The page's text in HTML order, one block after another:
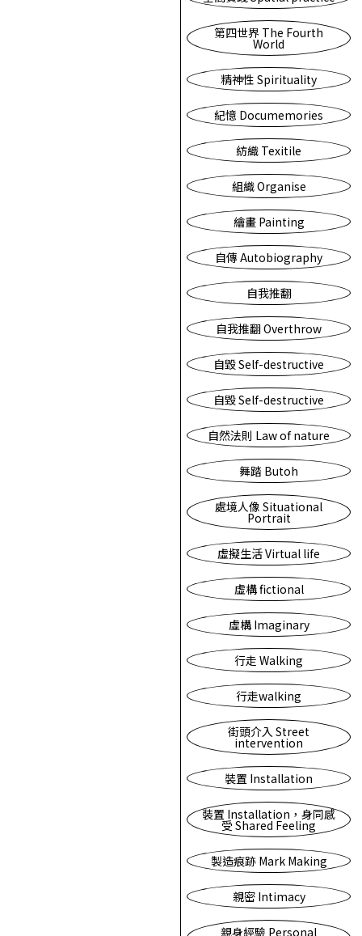
第四世界 The Fourth
World
精神性 Spirituality
紀憶 Documemories
紡織 Texitile
組織 Organise
繪畫 Painting
自傳 Autobiography
自我推翻
自我推翻 Overthrow
自毀 Self-destructive
自毀 Self-destructive
自然法則 Law of nature
舞踏 Butoh
處境人像 Situational
Portrait
虛擬生活 Virtual life
虛構 fictional
虛構 Imaginary
行走 Walking
行走walking
街頭介入 Street
intervention
裝置 Installation
裝置 Installation，身同感
受 Shared Feeling
製造痕跡 Mark Making
親密 Intimacy
親身經驗 Personal